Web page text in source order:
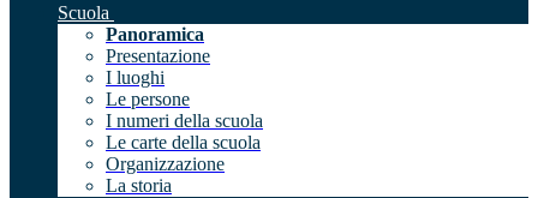
Scuola
Panoramica
Presentazione
I luoghi
Le persone
I numeri della scuola
Le carte della scuola
Organizzazione
La storia